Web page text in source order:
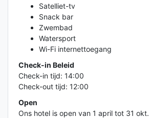
Satelliet-tv
Snack bar
Zwembad
Watersport
Wi-Fi internettoegang
Check-in Beleid
Check-in tijd: 14:00
Check-out tijd: 12:00
Open
Ons hotel is open van 1 april tot 31 okt.